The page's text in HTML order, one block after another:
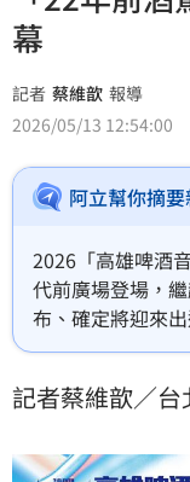
幕
記者 蔡維歆 報導
2026/05/13 12:54:00
阿立幫你摘
2026「高雄啤酒
代前廣場登場，
布、確定將迎來
他卡司包括綜藝
駕的事，質疑「
記者蔡維歆／台